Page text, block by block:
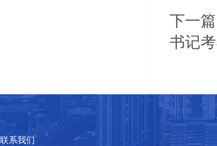
下一
书记
联系我们